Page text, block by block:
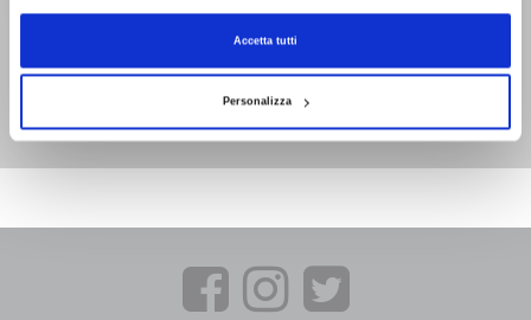
Accetta tutti
Personalizza
Nuova edizione